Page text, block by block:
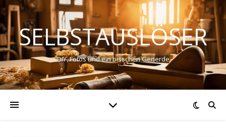
SELBSTAUSLÖSER
DIY, Fotos und ein bisschen Generde